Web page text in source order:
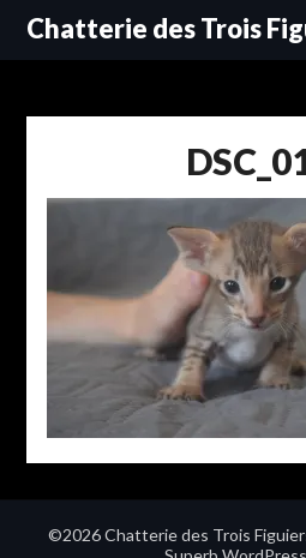
SkipChatterie des Trois
©2026 Chatterie des Trois